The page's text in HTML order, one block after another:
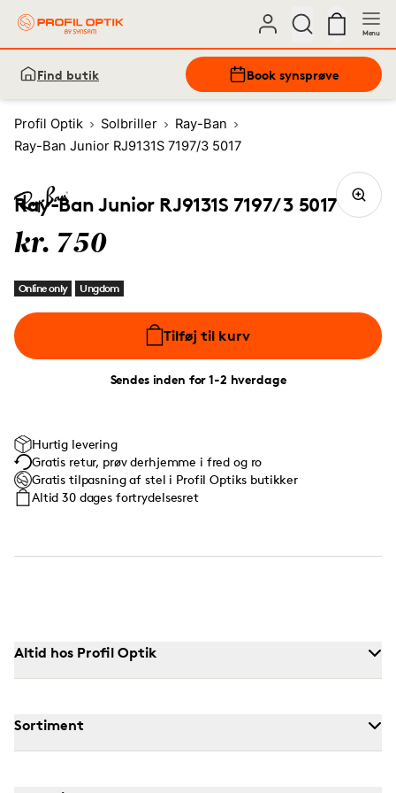
Menu
Find butik Book synsprøve
Profil Optik Solbriller
Ray-Ban
Ray-Ban Junior RJ9131S 7197/3 5017
Ray-Ban Junior RJ9131S 7197/3 5017
kr. 750
Online only Ungdom
Tilføj til kurv
Sendes inden for 1-2 hverdage
Hurtig levering
Gratis retur, prøv derhjemme i fred og ro
Gratis tilpasning af stel i Profil Optiks butikker
Altid 30 dages fortrydelsesret
Altid hos Profil Optik
Sortiment